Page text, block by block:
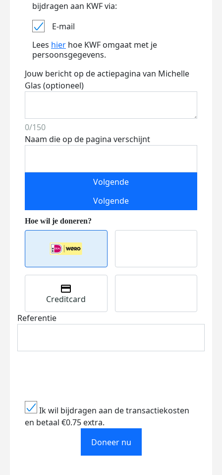
bijdragen aan KWF via:
E-mail
Lees hier hoe KWF omgaat met je
persoonsgegevens.
Jouw bericht op de actiepagina van Michelle
Glas (optioneel)
0/150
Naam die op de pagina verschijnt
Volgende
Volgende
Creditcard
Referentie
Ik wil bijdragen aan de transactiekosten
en betaal €0.75 extra.
Doneer nu